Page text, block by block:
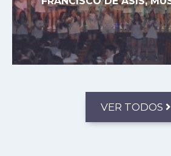
VER TODOS